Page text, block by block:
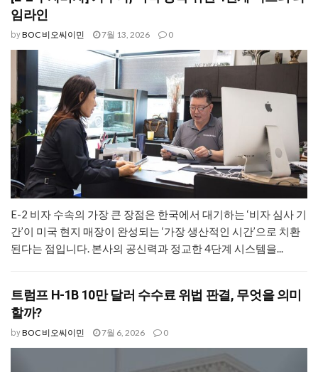
임라인
byBOC 비오씨이민 7월 13, 2026 0
E-2 비자 수속의 가장 큰 장점은 한국에서 대기하는 ‘비자 심사 기
간’이 미국 현지 매장이 완성되는 ‘가장 생산적인 시간’으로 치환
된다는 점입니다. 본사의 공신력과 정교한 4단계 시스템을...
트럼프 H-1B 10만 달러 수수료 위법 판결, 무엇을 의미
할까?
byBOC 비오씨이민 7월 6, 2026 0